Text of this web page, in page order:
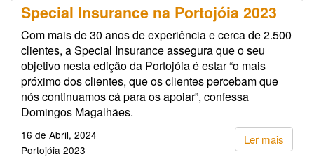
Special Insurance na Portojóia 2023
Com mais de 30 anos de experiência e cerca de 2.500
clientes, a Special Insurance assegura que o seu
objetivo nesta edição da Portojóia é estar “o mais
próximo dos clientes, que os clientes percebam que
nós continuamos cá para os apoiar”, confessa
Domingos Magalhães.
Ler mais
16 de Abril, 2024
Portojóia 2023